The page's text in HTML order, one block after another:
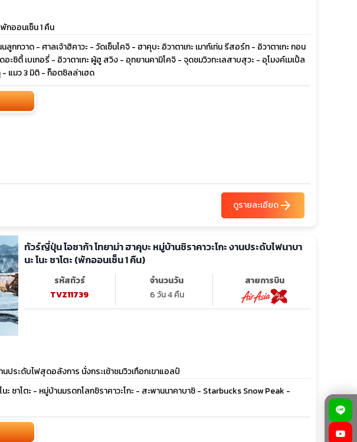
กออนเซ็น 1 คืน
นลูกกวาด - ศาลเจ้าฮิคาวะ - วัดเซ็นโคจิ - ฮาคุบะ อิวาตาเกะ เมาท์เท่น รีสอร์ท - อิวาตาเกะ กอน
อะซิตี้ เบเกอรี่ - อิวาตาเกะ ผู้ฮู สวิง - อุทยานคามิโคจิ - จุดชมวิวทะเลสาบสุวะ - อุโมงค์เมเปิ้ล
แมว 3 มิติ - ก็อตซิลล่าเฮด
ดูรายละเอียดarrow_forward
ทัวร์ญี่ปุ่น โอซาก้า โทยาม่า ฮาคุบะ หมู่บ้านชิราคาวะโกะ งานประดับไฟนาบา
นะ โนะ ซาโตะ (พักออนเซ็น 1 คืน)
รหัสทัวร์
TVZ11739
จำนวนวัน
6 วัน 4 คืน
สายการบิน
นประดับไฟสุดอลังการ นั่งกระเช้าชมวิวเทือกเขาแอลป์
ะ ซาโตะ - หมู่บ้านมรดกโลกชิราคาวะโกะ - สะพานนาคาบาชิ - Starbucks Snow Peak -